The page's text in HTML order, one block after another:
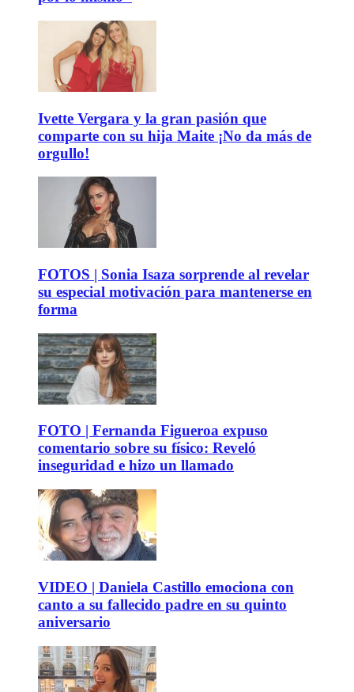
Ivette Vergara y la gran pasión que
comparte con su hija Maite ¡No da más de
orgullo!
FOTOS | Sonia Isaza sorprende al revelar
su especial motivación para mantenerse en
forma
FOTO | Fernanda Figueroa expuso
comentario sobre su físico: Reveló
inseguridad e hizo un llamado
VIDEO | Daniela Castillo emociona con
canto a su fallecido padre en su quinto
aniversario